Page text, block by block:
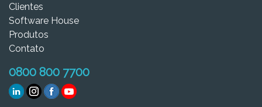
Clientes
Software House
Produtos
Contato
0800 800 7700